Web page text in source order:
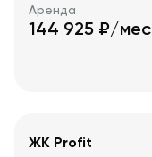
Аренда
144 925 ₽/мес
ЖК Profit